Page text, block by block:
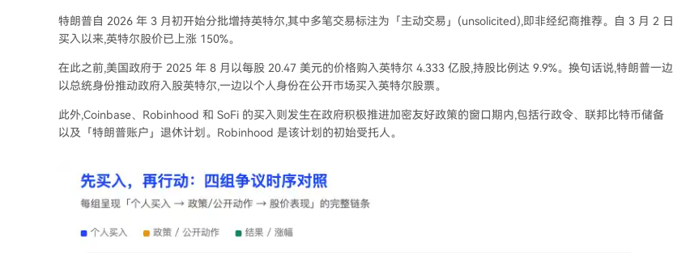
特朗普自 2026 年 3 月初开始分批增持英特尔,其中多笔交易标注为「主动交易」(unsolicited),即非经纪商推荐。自 3 月 2 日
买入以来,英特尔股价已上涨 150%。
在此之前,美国政府于 2025 年 8 月以每股 20.47 美元的价格购入英特尔 4.333 亿股,持股比例达 9.9%。换句话说,特朗普一边
以总统身份推动政府入股英特尔,一边以个人身份在公开市场买入英特尔股票。
此外,Coinbase、Robinhood 和 SoFi 的买入则发生在政府积极推进加密友好政策的窗口期内,包括行政令、联邦比特币储备
以及「特朗普账户」退休计划。Robinhood 是该计划的初始受托人。